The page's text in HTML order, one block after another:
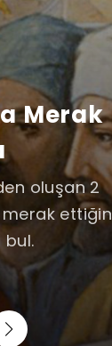
Merak
oluşan 2
merak ettiğin
bul.